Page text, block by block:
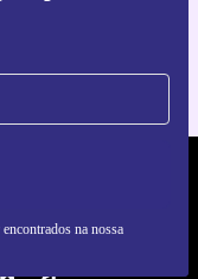
na nossa
NEW.